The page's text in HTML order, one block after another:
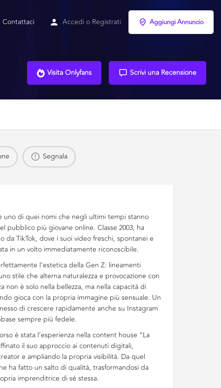
Contattaci Accedio Registrati Aggiungi Annuncio
Visita Onlyfans Scrivi una Recensione
Segnala
uno di quei nomi che negli ultimi tempi stanno
pubblico più giovane online. Classe 2003, ha
da TikTok, dove i suoi video freschi, spontanei e
in un volto immediatamente riconoscibile.
l’estetica della Gen Z: lineamenti
stile che alterna naturalezza e provocazione con
non è solo nella bellezza, ma nella capacità di
gioca con la propria immagine più sensuale. Un
di crescere rapidamente anche su Instagram
sempre più fedele.
è stata l’esperienza nella content house “La
il suo approccio ai contenuti digitali,
e ampliando la propria visibilità. Da quel
ha fatto un salto di qualità, trasformandosi da
imprenditrice di sé stessa.